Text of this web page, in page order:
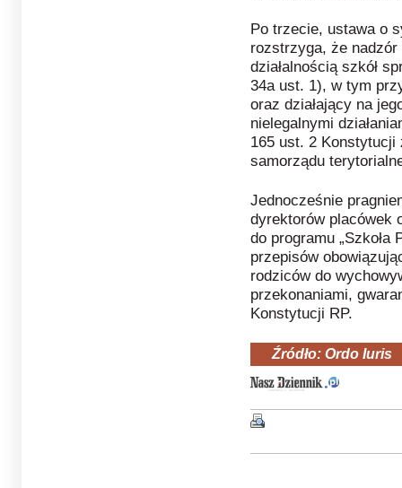
Po trzecie, ustawa o
rozstrzyga, że
działalnością szkół
34a ust. 1), w tym
oraz działający na
nielegalnymi
165 ust. 2 Konstytucji
samorządu
Jednocześnie
dyrektorów placówek
do programu „Szkoła
przepisów
rodziców do
przekonaniami,
Konstytucji RP.
Źródło: Ordo Iuris